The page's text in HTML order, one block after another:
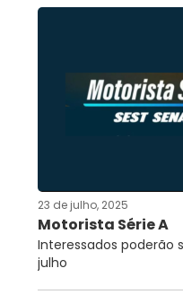
23 de julho, 2025
Motorista Série A
Interessados poderão
julho